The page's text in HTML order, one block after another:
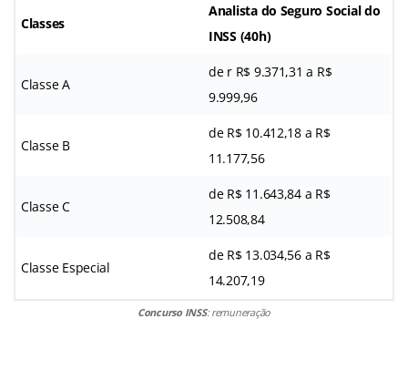
Classes
Analista do Seguro Social do
INSS (40h)
Classe A
de r R$ 9.371,31 a R$
9.999,96
Classe B
de R$ 10.412,18 a R$
11.177,56
Classe C
de R$ 11.643,84 a R$
12.508,84
Classe Especial
de R$ 13.034,56 a R$
14.207,19
Concurso INSS: remuneração